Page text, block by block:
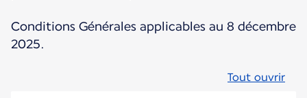
Conditions Générales applicables au 8 décembre
2025.
Tout ouvrir